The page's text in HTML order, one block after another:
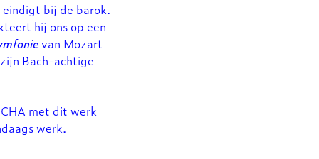
eindigt bij de barok.
hij ons op een
van Mozart
Bach-achtige
met dit werk
werk.